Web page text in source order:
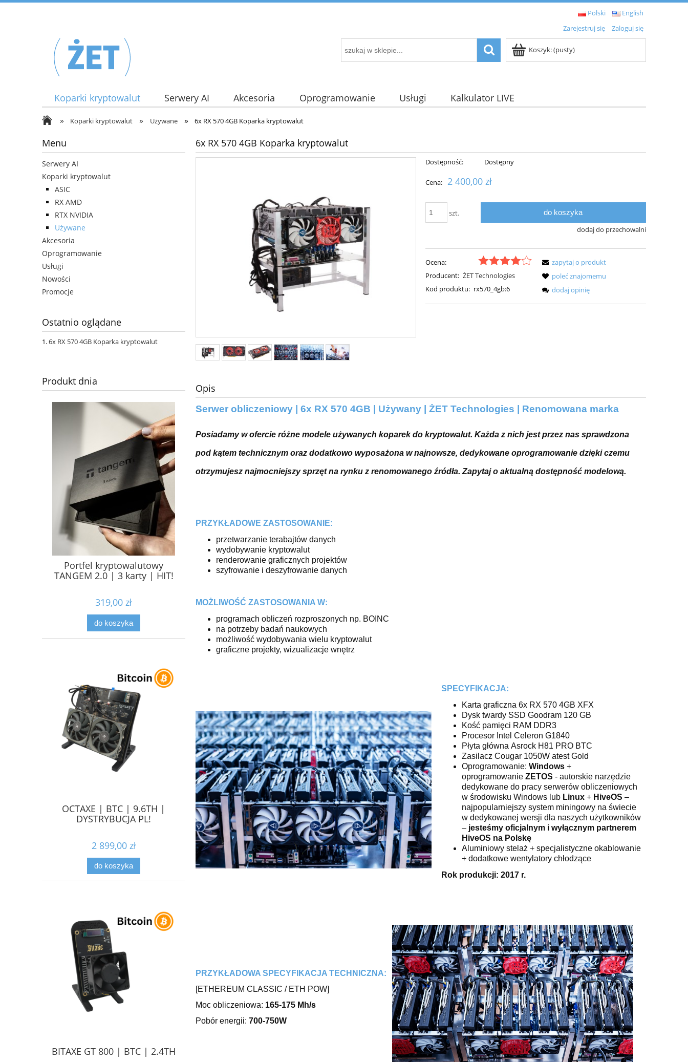
Polski
English
Zarejestruj się
Zaloguj się
Koszyk:(pusty)
Koparki kryptowalut Serwery AI Akcesoria Oprogramowanie Usługi Kalkulator LIVE
» Koparki kryptowalut » Używane » 6x RX 570 4GB Koparka kryptowalut
Menu
Serwery AI
Koparki kryptowalut
ASIC
RX AMD
RTX NVIDIA
Używane
Akcesoria
Oprogramowanie
Usługi
Nowości
Promocje
Ostatnio oglądane
6x RX 570 4GB Koparka kryptowalut
Produkt dnia
Portfel kryptowalutowy
TANGEM 2.0 | 3 karty | HIT!
319,00 zł
do koszyka
OCTAXE | BTC | 9.6TH |
DYSTRYBUCJA PL!
2 899,00 zł
do koszyka
BITAXE GT 800 | BTC | 2.4TH
6x RX 570 4GB Koparka kryptowalut
Dostępność: Dostępny
Cena: 2 400,00 zł
szt. do koszyka
dodaj do przechowalni
Ocena:
Producent: ŻET Technologies
Kod produktu: rx570_4gb:6
zapytaj o produkt
poleć znajomemu
dodaj opinię
Opis
Serwer obliczeniowy | 6x RX 570 4GB | Używany | ŻET Technologies | Renomowana marka
Posiadamy w ofercie różne modele używanych koparek do kryptowalut. Każda z nich jest przez nas sprawdzona
pod kątem technicznym oraz dodatkowo wyposażona w najnowsze, dedykowane oprogramowanie dzięki czemu
otrzymujesz najmocniejszy sprzęt na rynku z renomowanego źródła. Zapytaj o aktualną dostępność modelową.
PRZYKŁADOWE ZASTOSOWANIE:
przetwarzanie terabajtów danych
wydobywanie kryptowalut
renderowanie graficznych projektów
szyfrowanie i deszyfrowanie danych
MOŻLIWOŚĆ ZASTOSOWANIA W:
programach obliczeń rozproszonych np. BOINC
na potrzeby badań naukowych
możliwość wydobywania wielu kryptowalut
graficzne projekty, wizualizacje wnętrz
SPECYFIKACJA:
Karta graficzna 6x RX 570 4GB XFX
Dysk twardy SSD Goodram 120 GB
Kość pamięci RAM DDR3
Procesor Intel Celeron G1840
Płyta główna Asrock H81 PRO BTC
Zasilacz Cougar 1050W atest Gold
Oprogramowanie: Windows +
oprogramowanie ZETOS - autorskie narzędzie
dedykowane do pracy serwerów obliczeniowych
w środowisku Windows lub Linux + HiveOS –
najpopularniejszy system miningowy na świecie
w dedykowanej wersji dla naszych użytkowników
– jesteśmy oficjalnym i wyłącznym partnerem
HiveOS na Polskę
Aluminiowy stelaż + specjalistyczne okablowanie
+ dodatkowe wentylatory chłodzące
Rok produkcji: 2017 r.
PRZYKŁADOWA SPECYFIKACJA TECHNICZNA:
[ETHEREUM CLASSIC / ETH POW]
Moc obliczeniowa: 165-175 Mh/s
Pobór energii: 700-750W